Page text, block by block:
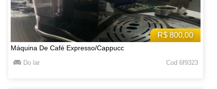
R$ 800,00
Máquina De Café Expresso/Cappucc
Do lar Cod 6f9323